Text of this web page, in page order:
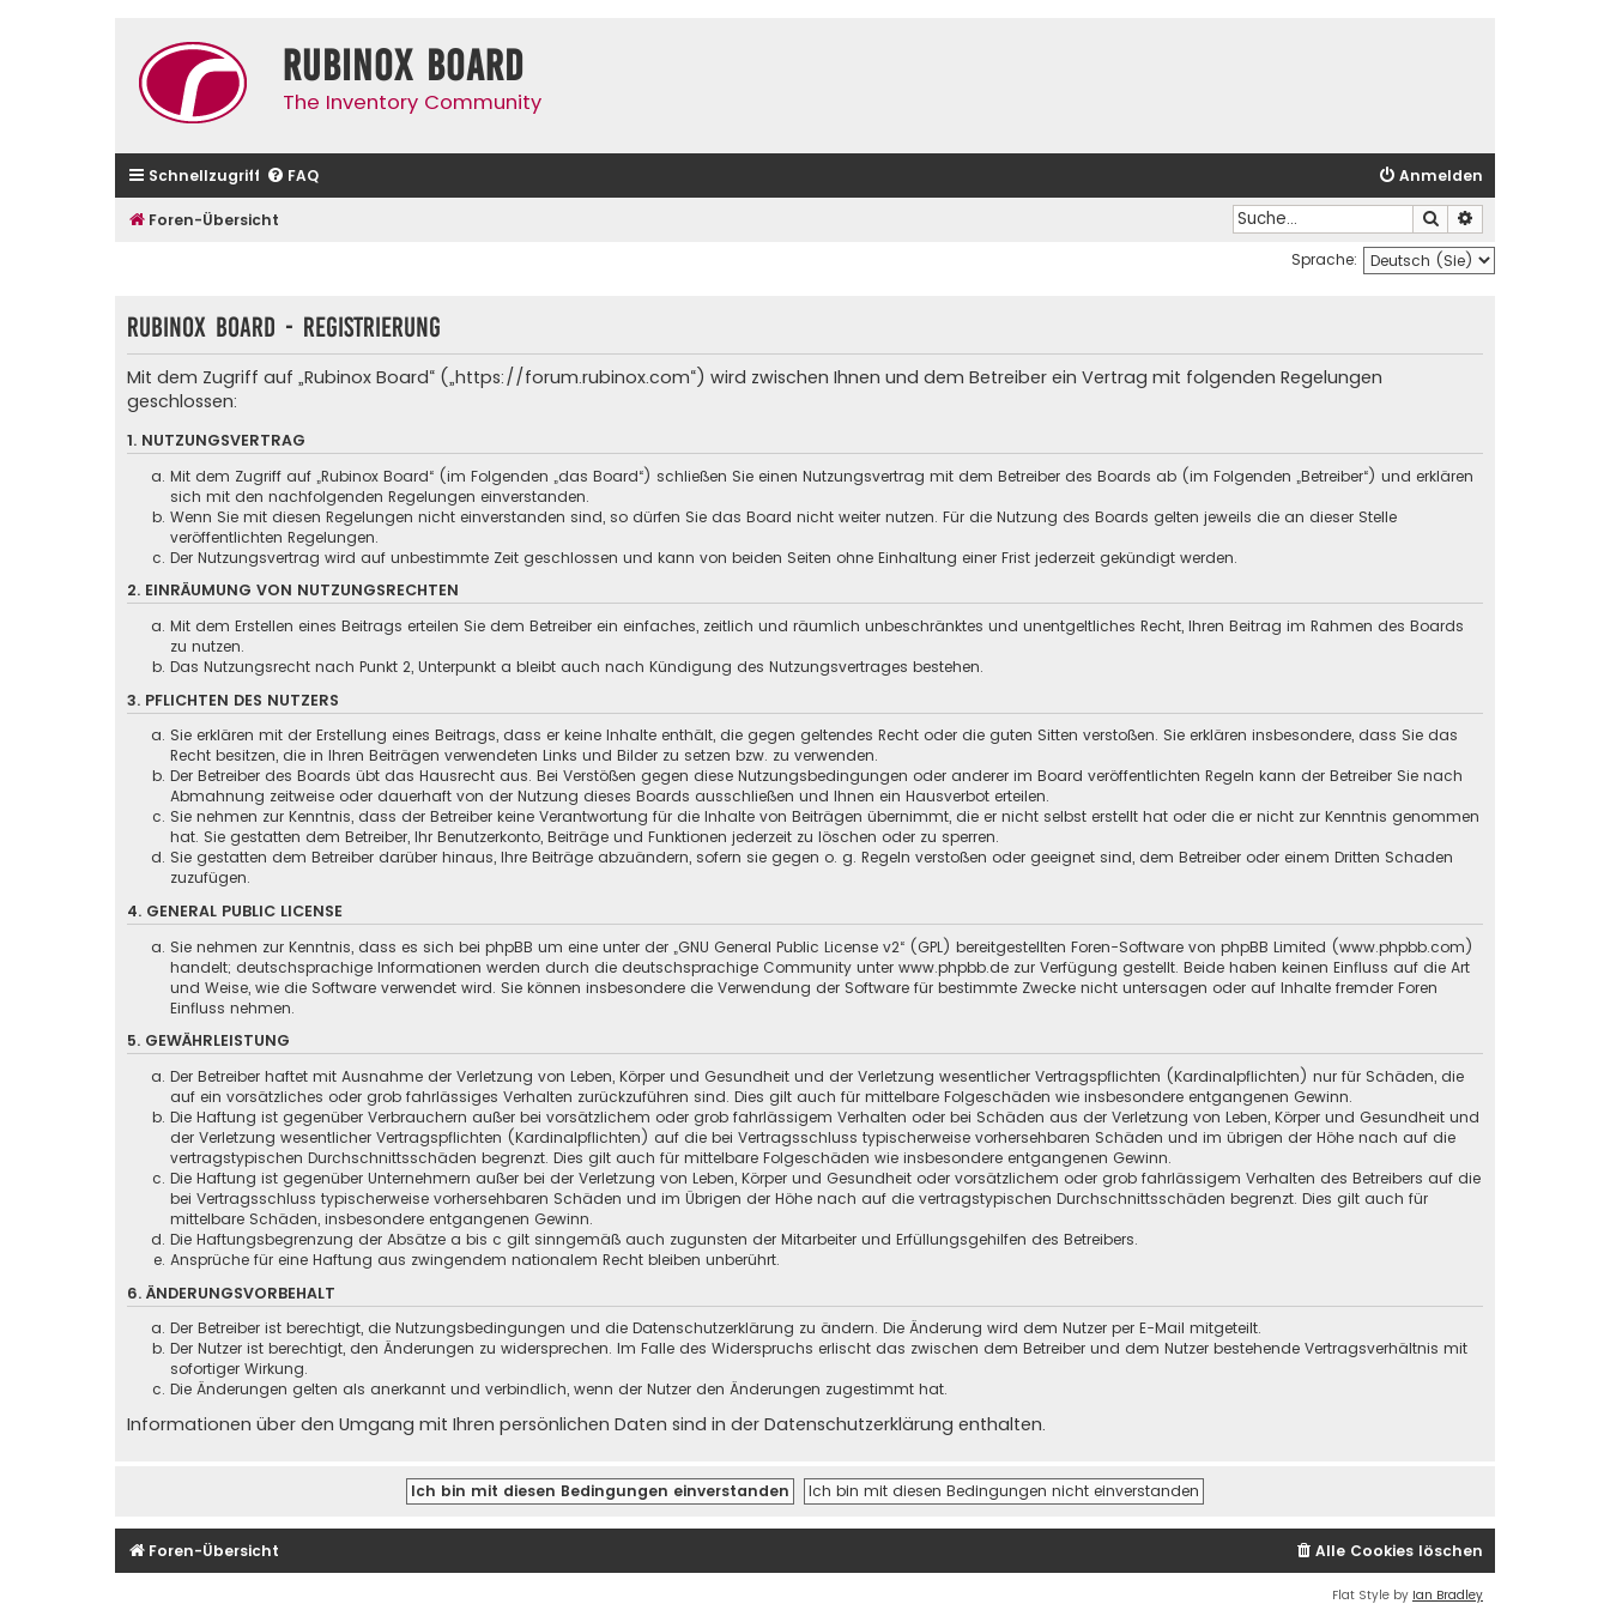
Rubinox Board
The Inventory Community
Schnellzugriff FAQ Anmelden
Foren-Übersicht Suche
Sprache:
Rubinox Board - Registrierung
Mit dem Zugriff auf „Rubinox Board“ („https://forum.rubinox.com“) wird zwischen Ihnen und dem Betreiber ein Vertrag mit folgenden Regelungen
geschlossen:
1. NUTZUNGSVERTRAG
Mit dem Zugriff auf „Rubinox Board“ (im Folgenden „das Board“) schließen Sie einen Nutzungsvertrag mit dem Betreiber des Boards ab (im Folgenden „Betreiber“) und erklären
sich mit den nachfolgenden Regelungen einverstanden.
Wenn Sie mit diesen Regelungen nicht einverstanden sind, so dürfen Sie das Board nicht weiter nutzen. Für die Nutzung des Boards gelten jeweils die an dieser Stelle
veröffentlichten Regelungen.
Der Nutzungsvertrag wird auf unbestimmte Zeit geschlossen und kann von beiden Seiten ohne Einhaltung einer Frist jederzeit gekündigt werden.
2. EINRÄUMUNG VON NUTZUNGSRECHTEN
Mit dem Erstellen eines Beitrags erteilen Sie dem Betreiber ein einfaches, zeitlich und räumlich unbeschränktes und unentgeltliches Recht, Ihren Beitrag im Rahmen des Boards
zu nutzen.
Das Nutzungsrecht nach Punkt 2, Unterpunkt a bleibt auch nach Kündigung des Nutzungsvertrages bestehen.
3. PFLICHTEN DES NUTZERS
Sie erklären mit der Erstellung eines Beitrags, dass er keine Inhalte enthält, die gegen geltendes Recht oder die guten Sitten verstoßen. Sie erklären insbesondere, dass Sie das
Recht besitzen, die in Ihren Beiträgen verwendeten Links und Bilder zu setzen bzw. zu verwenden.
Der Betreiber des Boards übt das Hausrecht aus. Bei Verstößen gegen diese Nutzungsbedingungen oder anderer im Board veröffentlichten Regeln kann der Betreiber Sie nach
Abmahnung zeitweise oder dauerhaft von der Nutzung dieses Boards ausschließen und Ihnen ein Hausverbot erteilen.
Sie nehmen zur Kenntnis, dass der Betreiber keine Verantwortung für die Inhalte von Beiträgen übernimmt, die er nicht selbst erstellt hat oder die er nicht zur Kenntnis genommen
hat. Sie gestatten dem Betreiber, Ihr Benutzerkonto, Beiträge und Funktionen jederzeit zu löschen oder zu sperren.
Sie gestatten dem Betreiber darüber hinaus, Ihre Beiträge abzuändern, sofern sie gegen o. g. Regeln verstoßen oder geeignet sind, dem Betreiber oder einem Dritten Schaden
zuzufügen.
4. GENERAL PUBLIC LICENSE
Sie nehmen zur Kenntnis, dass es sich bei phpBB um eine unter der „GNU General Public License v2“ (GPL) bereitgestellten Foren-Software von phpBB Limited (www.phpbb.com)
handelt; deutschsprachige Informationen werden durch die deutschsprachige Community unter www.phpbb.de zur Verfügung gestellt. Beide haben keinen Einfluss auf die Art
und Weise, wie die Software verwendet wird. Sie können insbesondere die Verwendung der Software für bestimmte Zwecke nicht untersagen oder auf Inhalte fremder Foren
Einfluss nehmen.
5. GEWÄHRLEISTUNG
Der Betreiber haftet mit Ausnahme der Verletzung von Leben, Körper und Gesundheit und der Verletzung wesentlicher Vertragspflichten (Kardinalpflichten) nur für Schäden, die
auf ein vorsätzliches oder grob fahrlässiges Verhalten zurückzuführen sind. Dies gilt auch für mittelbare Folgeschäden wie insbesondere entgangenen Gewinn.
Die Haftung ist gegenüber Verbrauchern außer bei vorsätzlichem oder grob fahrlässigem Verhalten oder bei Schäden aus der Verletzung von Leben, Körper und Gesundheit und
der Verletzung wesentlicher Vertragspflichten (Kardinalpflichten) auf die bei Vertragsschluss typischerweise vorhersehbaren Schäden und im übrigen der Höhe nach auf die
vertragstypischen Durchschnittsschäden begrenzt. Dies gilt auch für mittelbare Folgeschäden wie insbesondere entgangenen Gewinn.
Die Haftung ist gegenüber Unternehmern außer bei der Verletzung von Leben, Körper und Gesundheit oder vorsätzlichem oder grob fahrlässigem Verhalten des Betreibers auf die
bei Vertragsschluss typischerweise vorhersehbaren Schäden und im Übrigen der Höhe nach auf die vertragstypischen Durchschnittsschäden begrenzt. Dies gilt auch für
mittelbare Schäden, insbesondere entgangenen Gewinn.
Die Haftungsbegrenzung der Absätze a bis c gilt sinngemäß auch zugunsten der Mitarbeiter und Erfüllungsgehilfen des Betreibers.
Ansprüche für eine Haftung aus zwingendem nationalem Recht bleiben unberührt.
6. ÄNDERUNGSVORBEHALT
Der Betreiber ist berechtigt, die Nutzungsbedingungen und die Datenschutzerklärung zu ändern. Die Änderung wird dem Nutzer per E-Mail mitgeteilt.
Der Nutzer ist berechtigt, den Änderungen zu widersprechen. Im Falle des Widerspruchs erlischt das zwischen dem Betreiber und dem Nutzer bestehende Vertragsverhältnis mit
sofortiger Wirkung.
Die Änderungen gelten als anerkannt und verbindlich, wenn der Nutzer den Änderungen zugestimmt hat.
Informationen über den Umgang mit Ihren persönlichen Daten sind in der Datenschutzerklärung enthalten.
Foren-Übersicht Alle Cookies löschen
Flat Style by Ian Bradley